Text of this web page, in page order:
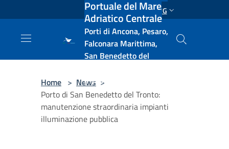
Salta al contenuto principale ENG
Portuale del Mare
Adriatico Centrale
Porti di Ancona, Pesaro,
Falconara Marittima,
San Benedetto del
e Vasto
Home > News >
Porto di San Benedetto del Tronto:
manutenzione straordinaria impianti
illuminazione pubblica